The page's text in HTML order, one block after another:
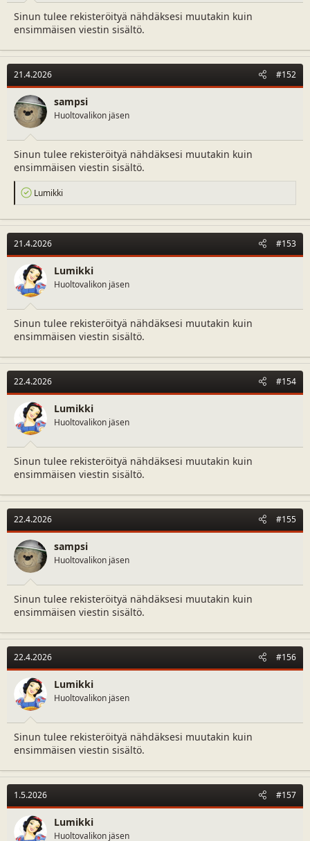
a
l
o
i
t
t
a
a
ä
ä
r
ä
Sinun tulee rekisteröityä nähdäksesi muutakin kuin
ensimmäisen viestin sisältö.
21.4.2026 #152
sampsi
Huoltovalikon jäsen
Sinun tulee rekisteröityä nähdäksesi muutakin kuin
ensimmäisen viestin sisältö.
R
e
c
t
i
o
n
s
:
Lumikki
21.4.2026 #153
Lumikki
Huoltovalikon jäsen
Sinun tulee rekisteröityä nähdäksesi muutakin kuin
ensimmäisen viestin sisältö.
22.4.2026 #154
Lumikki
Huoltovalikon jäsen
Sinun tulee rekisteröityä nähdäksesi muutakin kuin
ensimmäisen viestin sisältö.
22.4.2026 #155
sampsi
Huoltovalikon jäsen
Sinun tulee rekisteröityä nähdäksesi muutakin kuin
ensimmäisen viestin sisältö.
22.4.2026 #156
Lumikki
Huoltovalikon jäsen
Sinun tulee rekisteröityä nähdäksesi muutakin kuin
ensimmäisen viestin sisältö.
1.5.2026 #157
Lumikki
Huoltovalikon jäsen